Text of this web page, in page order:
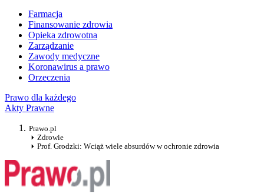
Farmacja
Finansowanie zdrowia
Opieka zdrowotna
Zarządzanie
Zawody medyczne
Koronawirus a prawo
Orzeczenia
Prawo dla każdego
Akty Prawne
Prawo.pl
Zdrowie
Prof. Grodzki: Wciąż wiele absurdów w ochronie zdrowia